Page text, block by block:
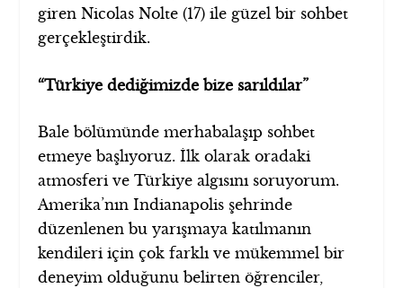
giren Nicolas Nolte (17) ile güzel bir sohbet
gerçekleştirdik.
“Türkiye dediğimizde bize sarıldılar”
Bale bölümünde merhabalaşıp sohbet
etmeye başlıyoruz. İlk olarak oradaki
atmosferi ve Türkiye algısını soruyorum.
Amerika’nın Indianapolis şehrinde
düzenlenen bu yarışmaya katılmanın
kendileri için çok farklı ve mükemmel bir
deneyim olduğunu belirten öğrenciler,